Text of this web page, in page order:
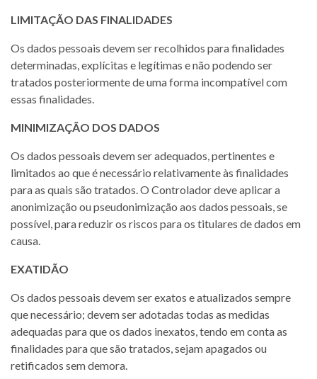
LIMITAÇÃO DAS FINALIDADES
Os dados pessoais devem ser recolhidos para finalidades
determinadas, explícitas e legítimas e não podendo ser
tratados posteriormente de uma forma incompatível com
essas finalidades.
MINIMIZAÇÃO DOS DADOS
Os dados pessoais devem ser adequados, pertinentes e
limitados ao que é necessário relativamente às finalidades
para as quais são tratados. O Controlador deve aplicar a
anonimização ou pseudonimização aos dados pessoais, se
possível, para reduzir os riscos para os titulares de dados em
causa.
EXATIDÃO
Os dados pessoais devem ser exatos e atualizados sempre
que necessário; devem ser adotadas todas as medidas
adequadas para que os dados inexatos, tendo em conta as
finalidades para que são tratados, sejam apagados ou
retificados sem demora.